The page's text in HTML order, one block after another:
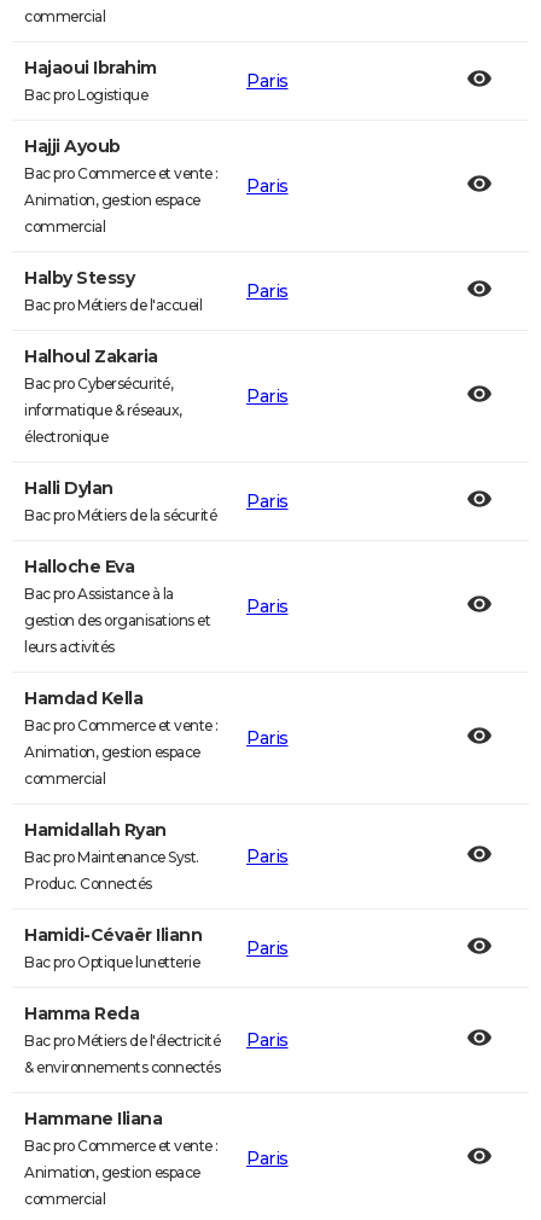
commercial
Hajaoui Ibrahim
Bac pro Logistique
Paris
Hajji Ayoub
Bac pro Commerce et vente :
Animation, gestion espace
commercial
Paris
Halby Stessy
Bac pro Métiers de l'accueil
Paris
Halhoul Zakaria
Bac pro Cybersécurité,
informatique & réseaux,
électronique
Paris
Halli Dylan
Bac pro Métiers de la sécurité
Paris
Halloche Eva
Bac pro Assistance à la
gestion des organisations et
leurs activités
Paris
Hamdad Kella
Bac pro Commerce et vente :
Animation, gestion espace
commercial
Paris
Hamidallah Ryan
Bac pro Maintenance Syst.
Produc. Connectés
Paris
Hamidi-Cévaër Iliann
Bac pro Optique lunetterie
Paris
Hamma Reda
Bac pro Métiers de l'électricité
& environnements connectés
Paris
Hammane Iliana
Bac pro Commerce et vente :
Animation, gestion espace
commercial
Paris